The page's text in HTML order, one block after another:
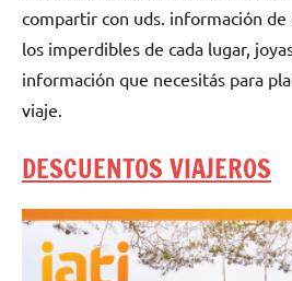
compartir con uds. información
los imperdibles de cada lugar,
información que necesitás para
viaje.
DESCUENTOS VIAJEROS